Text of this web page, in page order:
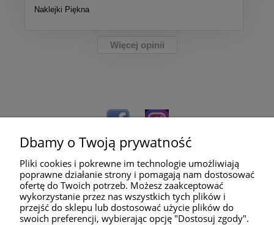
Naklejki Piękna
Więcej opinii
Pomoc
Dbamy o Twoją prywatność
Pliki cookies i pokrewne im technologie umożliwiają
poprawne działanie strony i pomagają nam dostosować
ofertę do Twoich potrzeb. Możesz zaakceptować
wykorzystanie przez nas wszystkich tych plików i
przejść do sklepu lub dostosować użycie plików do
swoich preferencji, wybierając opcję "Dostosuj zgody".